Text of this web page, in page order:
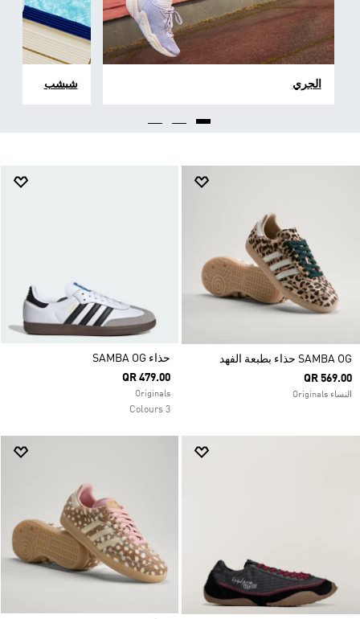
الجري شبشب
SAMBA OG حذاء بطبعة الفهد
QR 569.00
النساء Originals
حذاء SAMBA OG
QR 479.00
Originals
3 Colours